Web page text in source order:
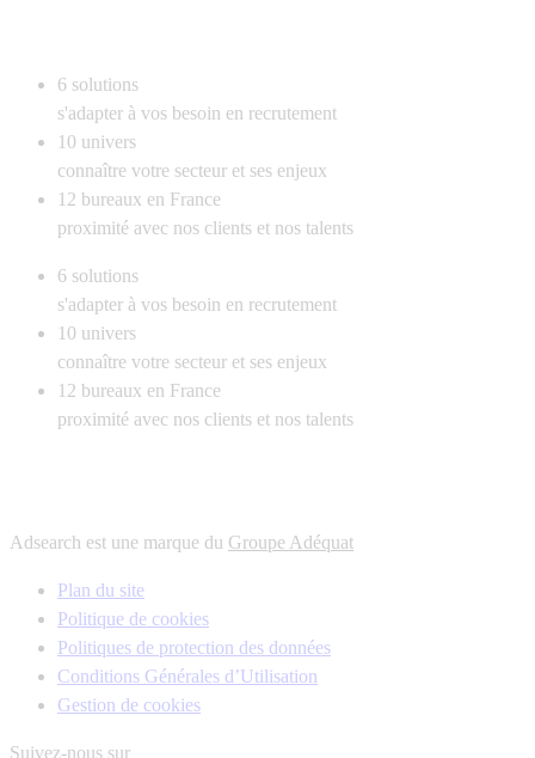
6 solutions
s'adapter à vos besoin en recrutement
10 univers
connaître votre secteur et ses enjeux
12 bureaux en France
proximité avec nos clients et nos talents
6 solutions
s'adapter à vos besoin en recrutement
10 univers
connaître votre secteur et ses enjeux
12 bureaux en France
proximité avec nos clients et nos talents
Adsearch est une marque du Groupe Adéquat
Plan du site
Politique de cookies
Politiques de protection des données
Conditions Générales d’Utilisation
Gestion de cookies
Suivez-nous sur